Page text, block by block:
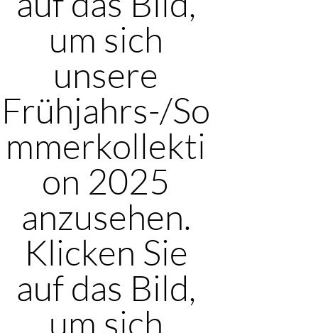
um sich
unsere
Frühjahrs-/So
mmerkollekti
on 2025
anzusehen.
Klicken Sie
auf das Bild,
um sich